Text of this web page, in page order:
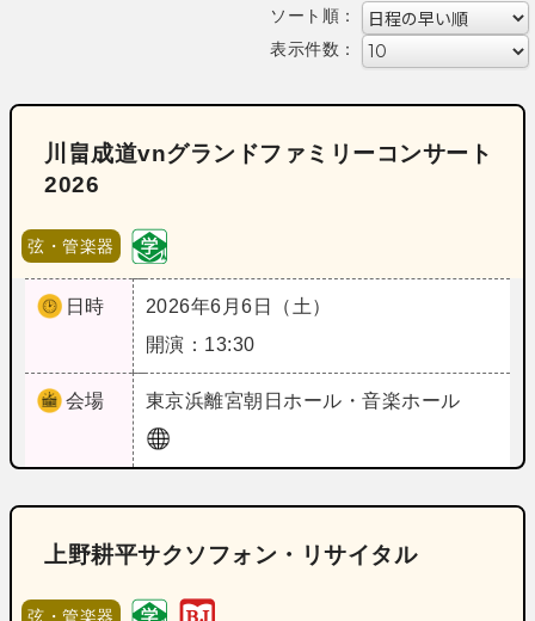
ソート順：
表示件数：
川畠成道vnグランドファミリーコンサート
2026
弦・管楽器
日時
2026年6月6日（土）
開演：13:30
会場 東京浜離宮朝日ホール・音楽ホール
上野耕平サクソフォン・リサイタル
弦・管楽器